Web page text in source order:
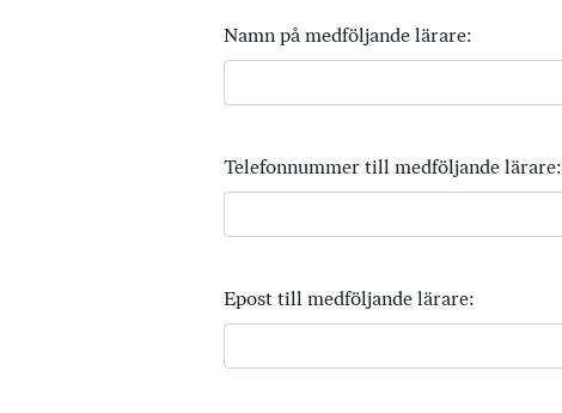
Namn på medföljande lärare:
Telefonnummer till medföljande lärare:
Epost till medföljande lärare: